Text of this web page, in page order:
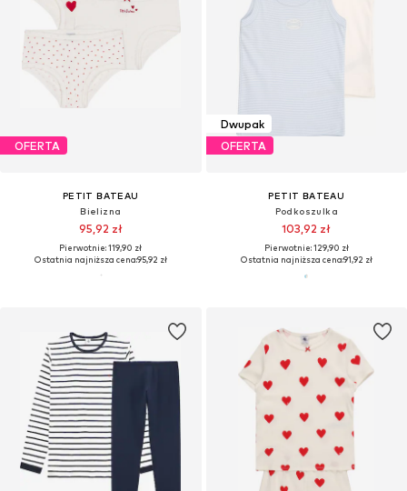
OFERTA
PETIT BATEAU
Bielizna
95,92 zł
Pierwotnie: 119,90 zł
Ostatnia najniższa cena:95,92 zł
Dwupak
OFERTA
PETIT BATEAU
Podkoszulka
103,92 zł
Pierwotnie: 129,90 zł
Ostatnia najniższa cena:91,92 zł